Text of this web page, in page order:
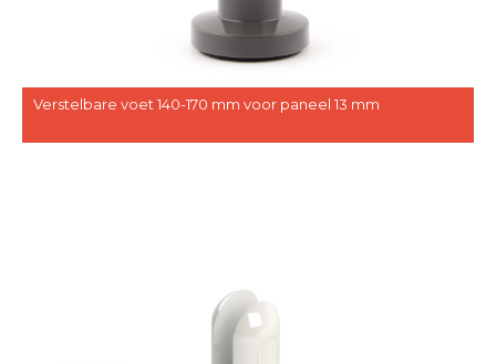
Verstelbare voet 140-170 mm voor paneel 13 mm